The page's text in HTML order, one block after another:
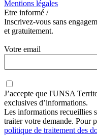
Mentions légales
Etre informé /
Inscrivez-vous sans
et gratuitement.
Votre email
J’accepte que l'UNSA
exclusives d’informations.
Les informations recueillies
traiter votre demande. Pour
politique de traitement des